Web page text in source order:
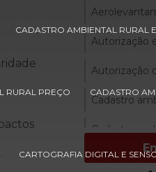
CADASTRO AMBIENTAL RURAL
RURAL PREÇO CADASTRO
CARTOGRAFIA DIGITAL E
Autorização
Autorização
Cadastro
Cadastro